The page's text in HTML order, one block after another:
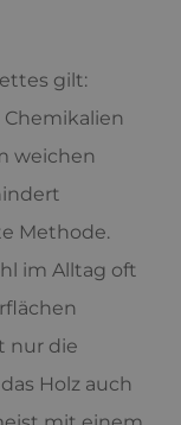
gilt:
weichen
Methode.
im Alltag oft
nur die
Holz auch